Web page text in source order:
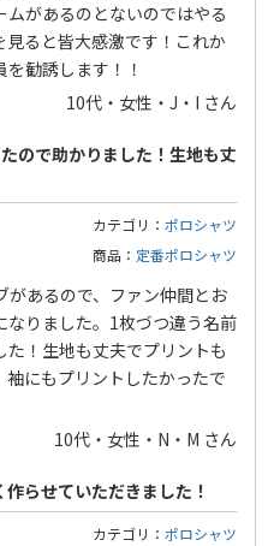
があるのとないのではやる
ると皆大感激です！これか
勧誘します！！
10代・女性・J・I さん
ので助かりました！生地も丈
カテゴリ： ポロシャツ
商品： 定番ポロシャツ
あるので、ファン仲間とお
りました。1枚づつ違う名前
！生地も丈夫でプリントも
にもプリントしたかったで
10代・女性・N・M さん
らせていただきました！
カテゴリ： ポロシャツ